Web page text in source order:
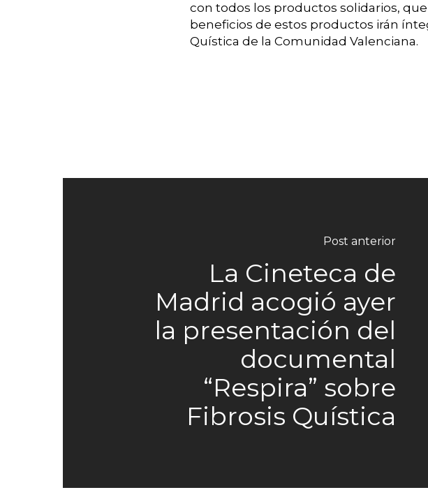
con todos los productos solidarios, que
beneficios de estos productos irán
Quística de la Comunidad Valenciana.
Post anterior
La Cineteca de
Madrid acogió ayer
la presentación del
documental
“Respira” sobre
Fibrosis Quística